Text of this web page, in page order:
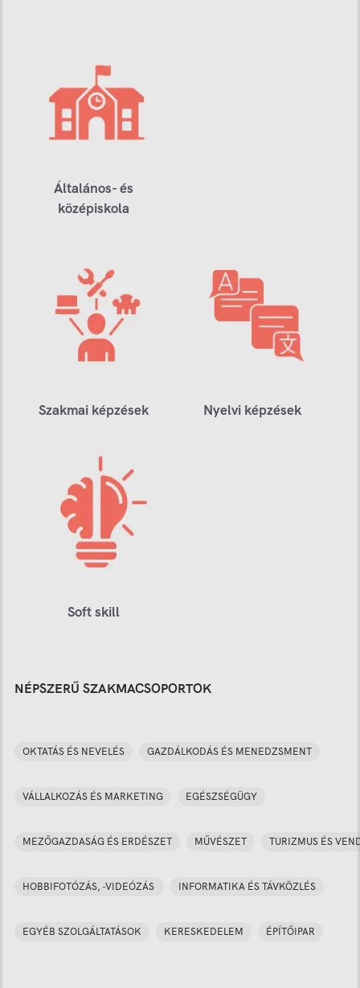
Általános- és
középiskola
Szakmai képzések Nyelvi képzések
Soft skill
NÉPSZERŰ SZAKMACSOPORTOK
OKTATÁS ÉS NEVELÉS GAZDÁLKODÁS ÉS MENEDZSMENT
VÁLLALKOZÁS ÉS MARKETING EGÉSZSÉGÜGY
MEZŐGAZDASÁG ÉS ERDÉSZET MŰVÉSZET TURIZMUS ÉS
HOBBIFOTÓZÁS, -VIDEÓZÁS INFORMATIKA ÉS TÁVKÖZLÉS
EGYÉB SZOLGÁLTATÁSOK KERESKEDELEM ÉPÍTŐIPAR